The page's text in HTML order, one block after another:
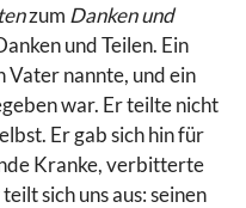
zum Danken und
und Teilen. Ein
Vater nannte, und ein
war. Er teilte nicht
Er gab sich hin für
Kranke, verbitterte
sich uns aus: seinen